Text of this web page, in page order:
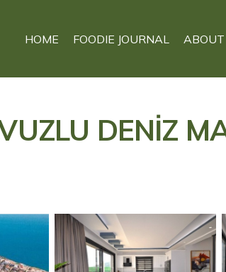
HOME FOODIE JOURNAL ABOUT
DENİZ